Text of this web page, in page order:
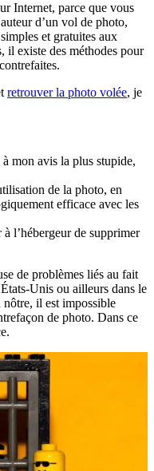
Internet, parce que vous
d’un vol de photo,
et gratuites aux
il existe des méthodes pour
retrouver la photo volée, je
mon avis la plus stupide,
de la photo, en
efficace avec les
l’hébergeur de supprimer
de problèmes liés au fait
Unis ou ailleurs dans le
il est impossible
de photo. Dans ce